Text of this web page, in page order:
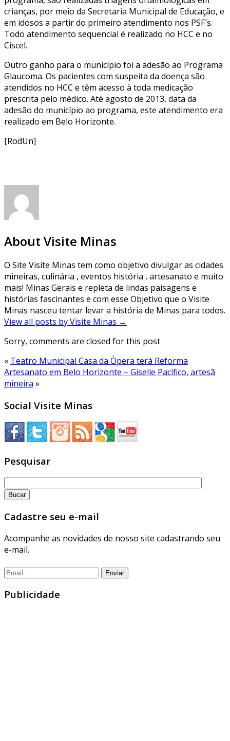
crianças, por meio da Secretaria Municipal de Educação, e
em idosos a partir do primeiro atendimento nos PSF´s.
Todo atendimento sequencial é realizado no HCC e no
Ciscel.
Outro ganho para o município foi a adesão ao Programa
Glaucoma. Os pacientes com suspeita da doença são
atendidos no HCC e têm acesso à toda medicação
prescrita pelo médico. Até agosto de 2013, data da
adesão do município ao programa, este atendimento era
realizado em Belo Horizonte.
[RodUn]
About Visite Minas
O Site Visite Minas tem como objetivo divulgar as cidades
mineiras, culinária , eventos história , artesanato e muito
mais! Minas Gerais e repleta de lindas paisagens e
histórias fascinantes e com esse Objetivo que o Visite
Minas nasceu tentar levar a história de Minas para todos.
View all posts by Visite Minas →
Sorry, comments are closed for this post
« Teatro Municipal Casa da Ópera terá Reforma
Artesanato em Belo Horizonte – Giselle Pacífico, artesã
mineira »
Social Visite Minas
Pesquisar
Cadastre seu e-mail
Acompanhe as novidades de nosso site cadastrando seu
e-mail.
Publicidade